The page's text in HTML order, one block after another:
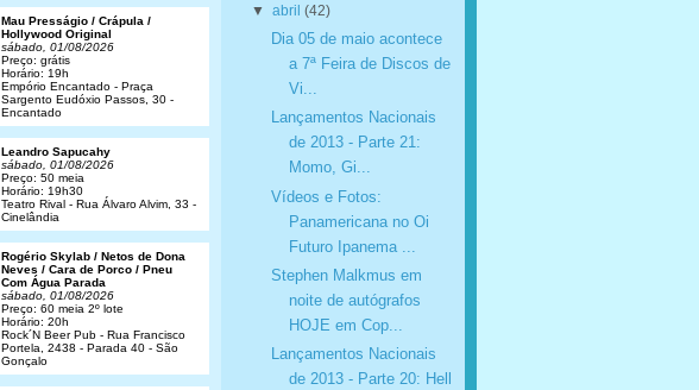
▼ abril (42)
Dia 05 de maio acontece
a 7ª Feira de Discos de
Vi...
Lançamentos Nacionais
de 2013 - Parte 21:
Momo, Gi...
Vídeos e Fotos:
Panamericana no Oi
Futuro Ipanema ...
Stephen Malkmus em
noite de autógrafos
HOJE em Cop...
Lançamentos Nacionais
de 2013 - Parte 20: Hell
Mau Presságio / Crápula /
Hollywood Original
sábado, 01/08/2026
Preço: grátis
Horário: 19h
Empório Encantado - Praça
Sargento Eudóxio Passos, 30 -
Encantado
Leandro Sapucahy
sábado, 01/08/2026
Preço: 50 meia
Horário: 19h30
Teatro Rival - Rua Álvaro Alvim, 33 -
Cinelândia
Rogério Skylab / Netos de Dona
Neves / Cara de Porco / Pneu
Com Água Parada
sábado, 01/08/2026
Preço: 60 meia 2º lote
Horário: 20h
Rock´N Beer Pub - Rua Francisco
Portela, 2438 - Parada 40 - São
Gonçalo